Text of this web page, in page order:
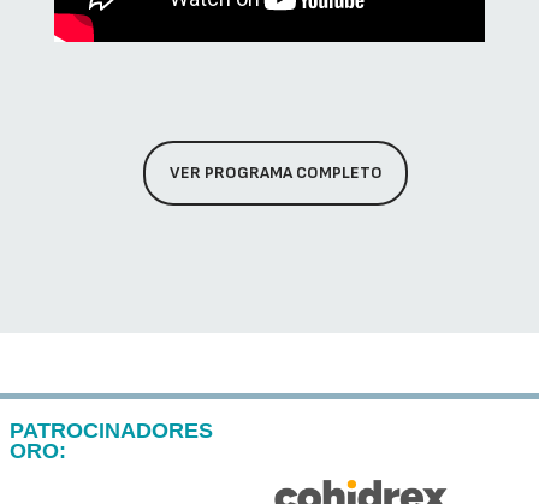
VER PROGRAMA COMPLETO
PATROCINADORES
ORO: